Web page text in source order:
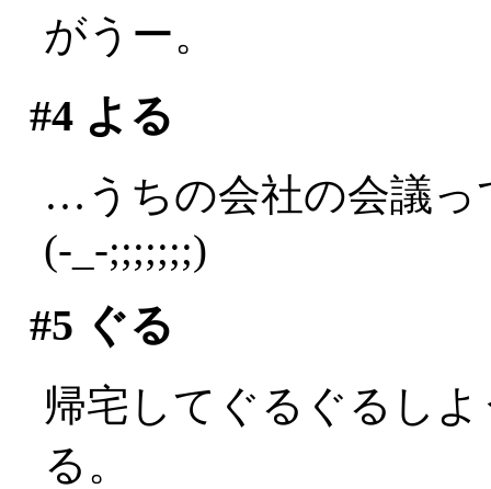
がうー。
#4よる
…うちの会社の会議っ
(-_-;;;;;;;)
#5 ぐる
帰宅してぐるぐるし
る。